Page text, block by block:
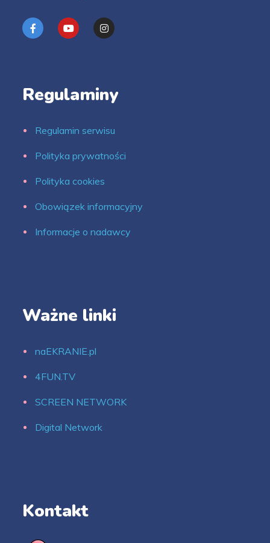
Regulaminy
Regulamin serwisu
Polityka prywatności
Polityka cookies
Obowiązek informacyjny
Informacje o nadawcy
Ważne linki
naEKRANIE.pl
4FUN.TV
SCREEN NETWORK
Digital Network
Kontakt